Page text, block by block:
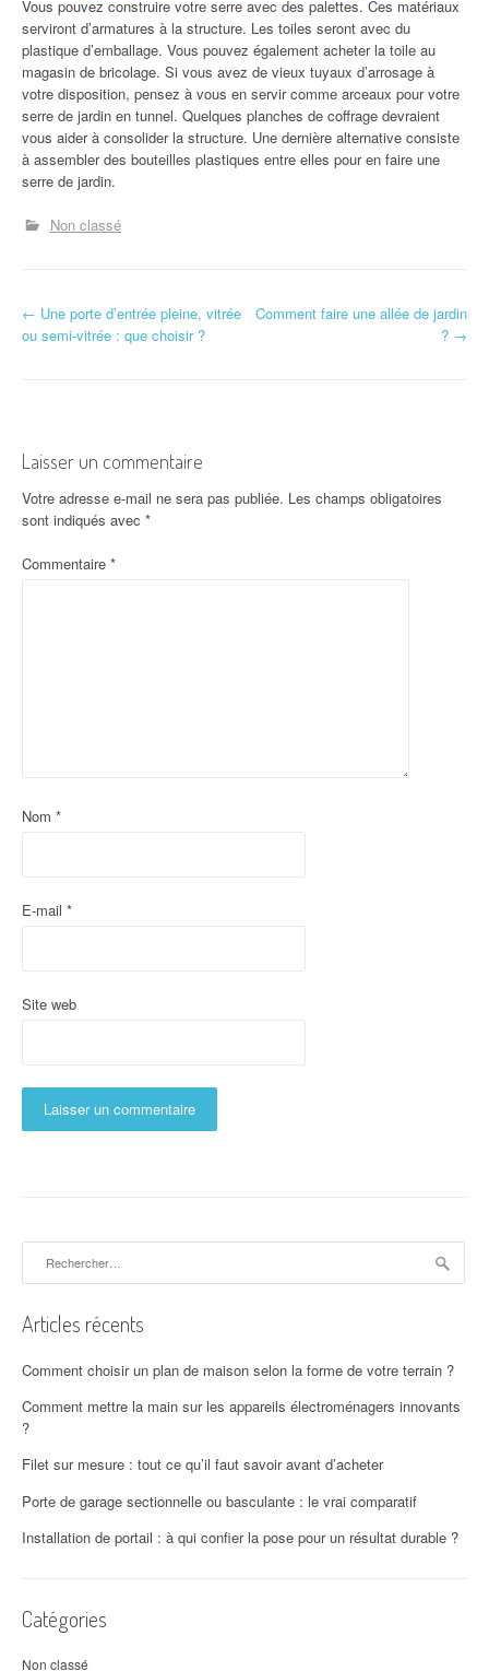
Vous pouvez construire votre serre avec des palettes. Ces matériaux
serviront d’armatures à la structure. Les toiles seront avec du
plastique d’emballage. Vous pouvez également acheter la toile au
magasin de bricolage. Si vous avez de vieux tuyaux d’arrosage à
votre disposition, pensez à vous en servir comme arceaux pour votre
serre de jardin en tunnel. Quelques planches de coffrage devraient
vous aider à consolider la structure. Une dernière alternative consiste
à assembler des bouteilles plastiques entre elles pour en faire une
serre de jardin.
Non classé
N
g
a
t
r
i
l
← Une porte d’entrée pleine, vitrée
ou semi-vitrée : que choisir ?
Comment faire une allée de jardin
? →
Laisser un commentaire
Votre adresse e-mail ne sera pas publiée. Les champs obligatoires
sont indiqués avec *
Commentaire *
Nom *
E-mail *
Site web
Articles récents
Comment choisir un plan de maison selon la forme de votre terrain ?
Comment mettre la main sur les appareils électroménagers innovants
?
Filet sur mesure : tout ce qu’il faut savoir avant d’acheter
Porte de garage sectionnelle ou basculante : le vrai comparatif
Installation de portail : à qui confier la pose pour un résultat durable ?
Catégories
Non classé